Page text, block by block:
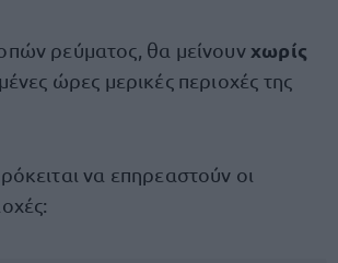
ρεύματος, θα μείνουν χωρίς
ώρες μερικές περιοχές της
να επηρεαστούν οι